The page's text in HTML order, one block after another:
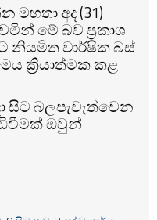
මහතා අද (31)
මේ බව ප්‍රකාශ
නියමිත වාර්ෂික බස්
ක්‍රියාත්මක කළ
සිට බලපැවැත්වෙන
ඔවුන්